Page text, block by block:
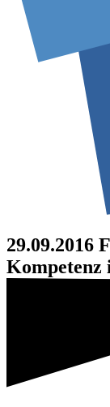
29.09.2016
Kompetenz